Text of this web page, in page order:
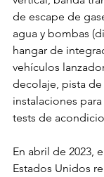
de escape de
agua y bombas
hangar de
vehículos
decolaje, pista de
instalaciones
tests de
En abril de 2023,
Estados Unidos